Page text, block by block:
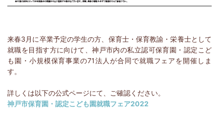
来春3月に卒業予定の学生の方、保育士・保育教諭・栄養士として
就職を目指す方に向けて、神戸市内の私立認可保育園・認定こど
も園・小規模保育事業の71法人が合同で就職フェアを開催しま
す。
詳しくは以下の公式ページにて、ご確認ください。
神戸市保育園・認定こども園就職フェア2022